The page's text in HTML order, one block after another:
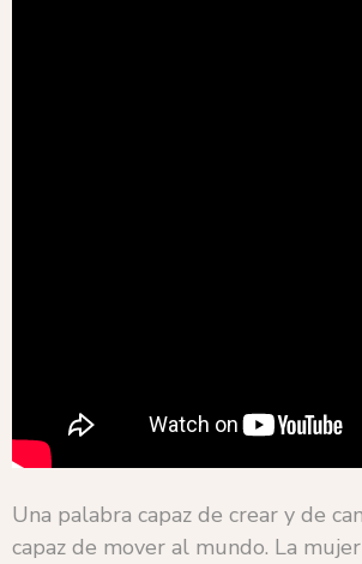
Una palabra capaz de crear y de
capaz de mover al mundo. La